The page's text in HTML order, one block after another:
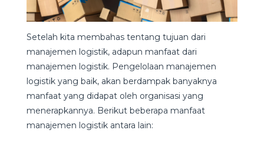
Setelah kita membahas tentang tujuan dari
manajemen logistik, adapun manfaat dari
manajemen logistik. Pengelolaan manajemen
logistik yang baik, akan berdampak banyaknya
manfaat yang didapat oleh organisasi yang
menerapkannya. Berikut beberapa manfaat
manajemen logistik antara lain: